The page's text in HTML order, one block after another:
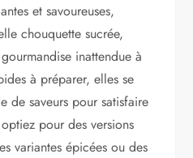
et savoureuses,
chouquette sucrée,
inattendue à
à préparer, elles se
de saveurs pour satisfaire
pour des versions
variantes épicées ou des